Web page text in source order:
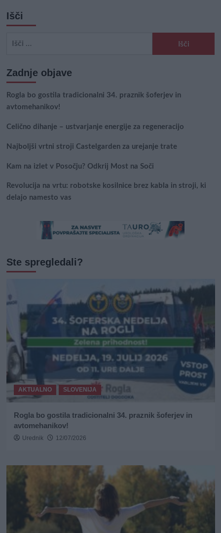
Išči
Zadnje objave
Rogla bo gostila tradicionalni 34. praznik šoferjev in
avtomehanikov!
Celično dihanje – ustvarjanje energije za regeneracijo
Najboljši vrtni stroji Castelgarden za urejanje trate
Kam na izlet v Posočju? Odkrij Most na Soči
Revolucija na vrtu: robotske kosilnice brez kabla in stroji, ki
delajo namesto vas
Ste spregledali?
AKTUALNO SLOVENIJA
Rogla bo gostila tradicionalni 34. praznik šoferjev in
avtomehanikov!
Urednik 12/07/2026